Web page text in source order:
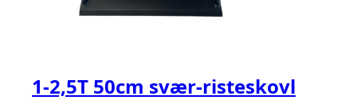
1-2,5T 50cm svær-risteskovl